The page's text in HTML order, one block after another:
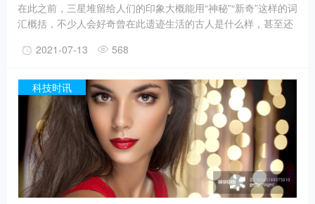
在此之前，三星堆留给人们的印象大概能用“神秘”“新奇”这样的词
汇概括，不少人会好奇曾在此遗迹生活的古人是什么样，甚至还
一定程度上回答了一些问题。
祀坑”。2019年11月至2020年5月，考古人员新发现6座三星堆文
化“祭祀坑”。
据国家文物局消息，目前，3、4、5、6号坑内已发掘至器物层，
7号和8号坑正在发掘坑内填土，现已出土金面具残片、鸟型金饰
片、金箔、眼部有彩绘铜头像、巨青铜面具、青铜神树、象牙、
精美牙雕残件、玉琮、玉石器等重要文物500余件。
2021-07-13 568
科技时讯